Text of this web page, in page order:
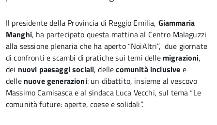
Il presidente della Provincia di Reggio Emilia, Giammaria
Manghi, ha partecipato questa mattina al Centro Malaguzzi
alla sessione plenaria che ha aperto “NoiAltri”, due giornate
di confronti e scambi di pratiche sui temi delle migrazioni,
dei nuovi paesaggi sociali, dellecomunità inclusive e
delle nuove generazioni: un dibattito, insieme al vescovo
Massimo Camisasca e al sindaca Luca Vecchi, sul tema “Le
comunità future: aperte, coese e solidali”.